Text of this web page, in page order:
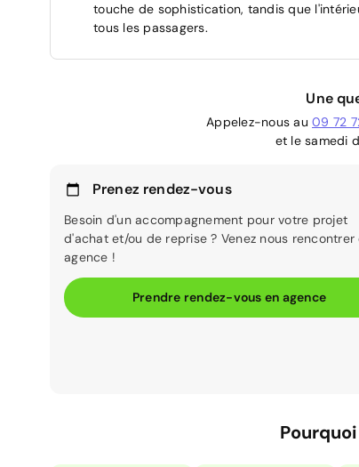
touche de sophistication, tandis que
tous les passagers.
Une
Appelez-nous au 09 72
et le samedi
Prenez rendez-vous
Besoin d'un accompagnement pour votre projet
d'achat et/ou de reprise ? Venez nous rencontrer
agence !
Prendre rendez-vous en agence